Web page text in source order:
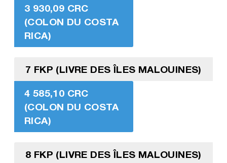
3 930,09 CRC
(COLON DU COSTA
RICA)
7 FKP (LIVRE DES ÎLES MALOUINES)
4 585,10 CRC
(COLON DU COSTA
RICA)
8 FKP (LIVRE DES ÎLES MALOUINES)